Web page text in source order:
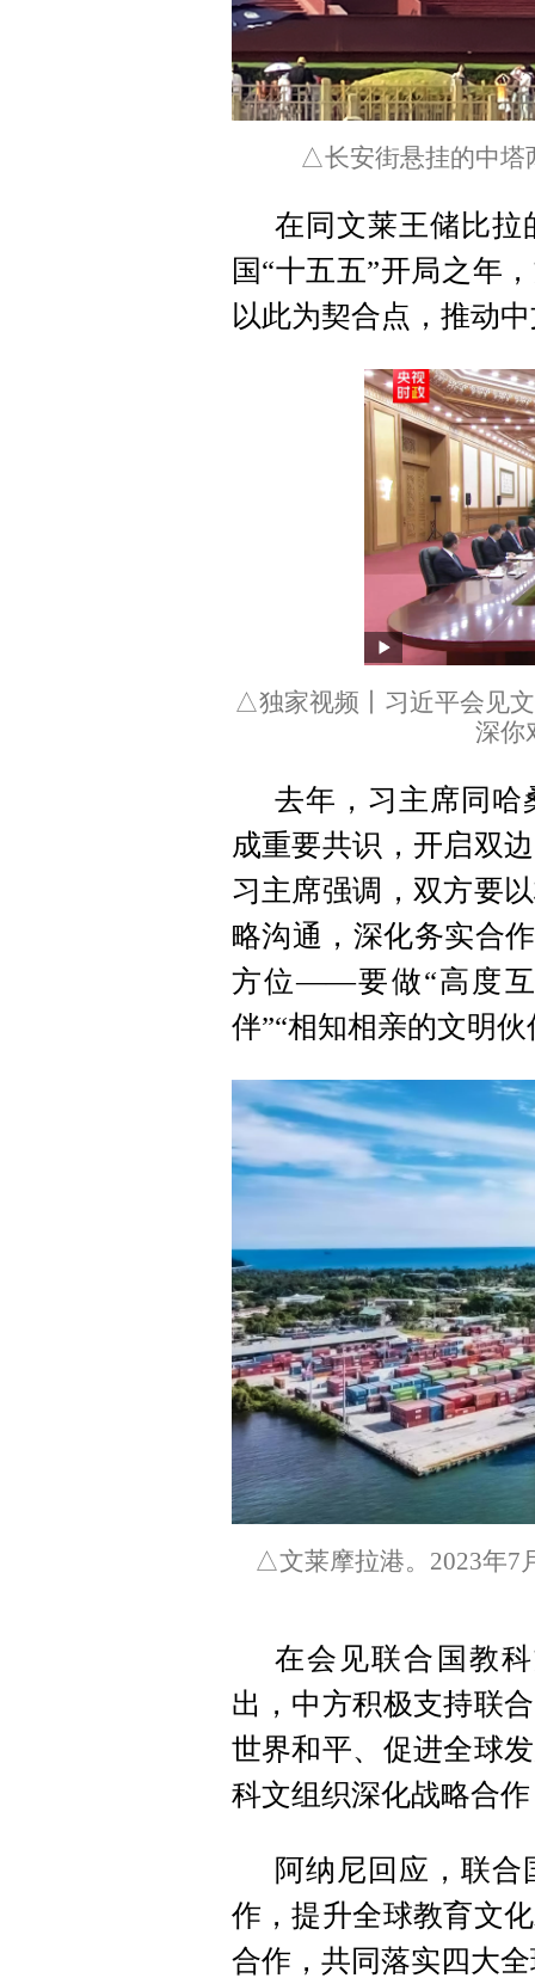
△长安街悬挂的中塔
在同文莱王储比拉
国“十五五”开局之年
以此为契合点，推动
△独家视频丨习近平会见
深你
去年，习主席同哈
成重要共识，开启双
习主席强调，双方要
略沟通，深化务实合
方位——要做“高度互
伴”“相知相亲的文明
△文莱摩拉港。2023年7
在会见联合国教
出，中方积极支持联
世界和平、促进全球
科文组织深化战略合
阿纳尼回应，联
作，提升全球教育文
合作，共同落实四大